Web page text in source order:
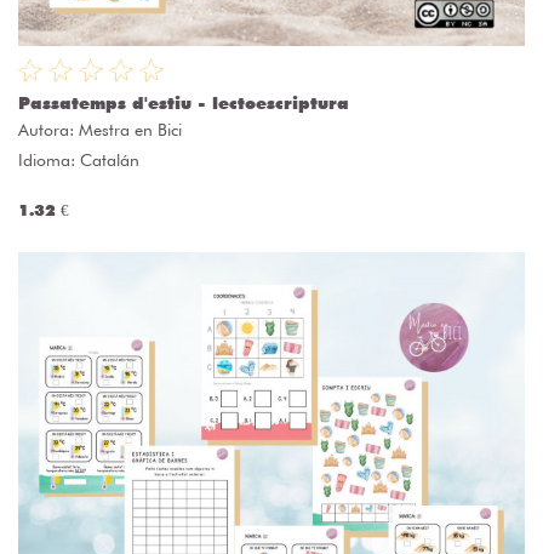
Passatemps d'estiu - lectoescriptura
Autora: Mestra en Bici
Idioma: Catalán
1.32 €